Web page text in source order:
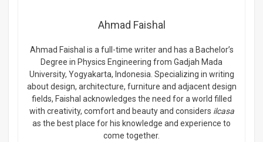
Ahmad Faishal
Ahmad Faishal is a full-time writer and has a Bachelor’s
Degree in Physics Engineering from Gadjah Mada
University, Yogyakarta, Indonesia. Specializing in writing
about design, architecture, furniture and adjacent design
fields, Faishal acknowledges the need for a world filled
with creativity, comfort and beauty and considers ilcasa
as the best place for his knowledge and experience to
come together.